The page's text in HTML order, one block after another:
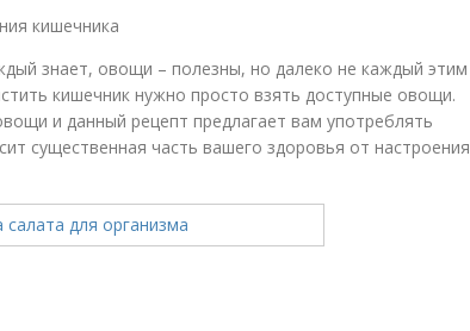
кишечника
знает, овощи – полезны, но далеко не каждый этим
кишечник нужно просто взять доступные овощи.
и данный рецепт предлагает вам употреблять
существенная часть вашего здоровья от настроения